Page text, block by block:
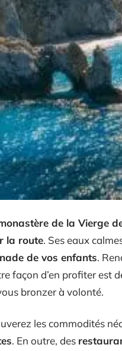
de la Vierge
la route. Ses eaux
de vos enfants.
façon d’en profiter est
bronzer à volonté.
les commodités
. En outre, des